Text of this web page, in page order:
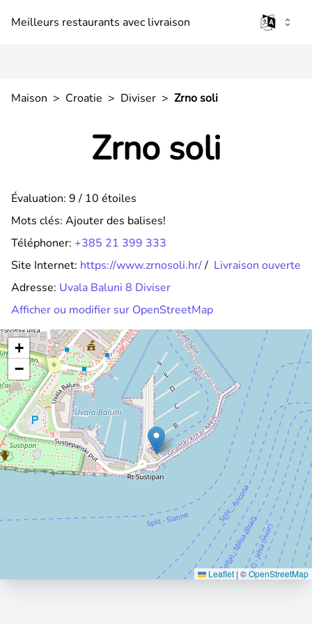
Meilleurs restaurants avec livraison
Maison > Croatie > Diviser > Zrno soli
Zrno soli
Évaluation: 9 / 10 étoiles
Mots clés: Ajouter des balises!
Téléphoner: +385 21 399 333
Site Internet: https://www.zrnosoli.hr// Livraison ouverte
Adresse: Uvala Baluni 8 Diviser
Afficher ou modifier sur OpenStreetMap
+
−
Leaflet | ©OpenStreetMap